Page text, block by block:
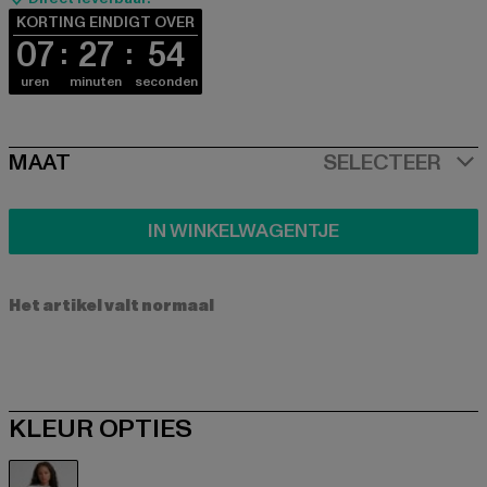
KORTING EINDIGT OVER
07
uren
27
minuten
53
seconden
SIZE
MAAT SELECTEER
IN WINKELWAGENTJE
Het artikel valt normaal
KLEUR OPTIES